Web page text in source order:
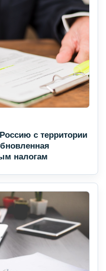
с территории
налогам